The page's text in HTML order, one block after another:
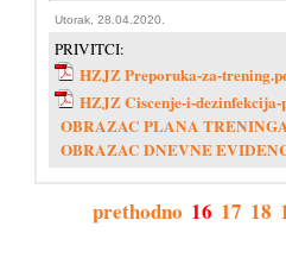
Utorak, 28.04.2020.
PRIVITCI:
HZJZ Preporuka-za-
HZJZ Ciscenje-i-
OBRAZAC PLANA
OBRAZAC DNEVNE
prethodno 16 17 18